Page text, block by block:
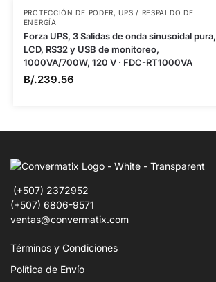
PROTECCIÓN DE PODER,UPS / RESPALDO DE
ENERGÍA
Forza UPS, 3 Salidas de onda sinusoidal pura,
LCD, RS32 y USB de monitoreo,
1000VA/700W, 120 V · FDC-RT1000VA
B/.239.56
(+507) 2372952
(+507) 6806-9571
ventas@convermatix.com
Términos y Condiciones
Política de Envío